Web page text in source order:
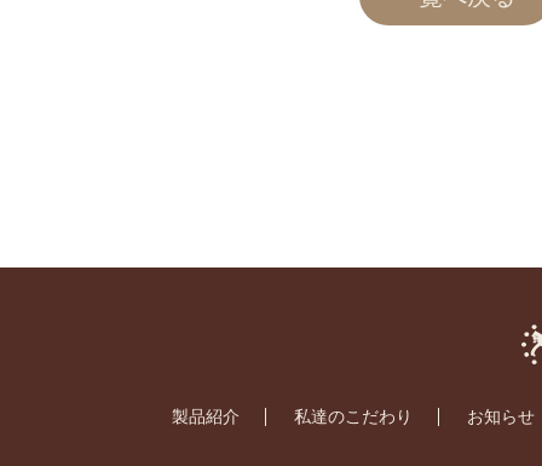
製品紹介 私達のこだわり お知らせ